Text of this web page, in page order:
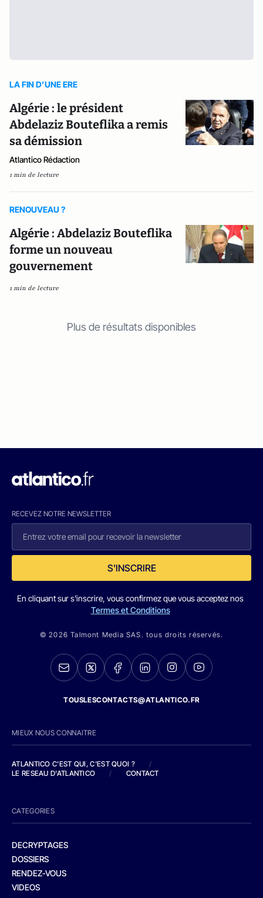
LA FIN D’UNE ERE
Algérie : le président
Abdelaziz Bouteflika a remis
sa démission
Atlantico Rédaction
1 min de lecture
RENOUVEAU ?
Algérie : Abdelaziz Bouteflika
forme un nouveau
gouvernement
1 min de lecture
Plus de résultats disponibles
RECEVEZ NOTRE NEWSLETTER
S'INSCRIRE
En cliquant sur s'inscrire, vous confirmez que vous acceptez nos
Termes et Conditions
© 2026 Talmont Media SAS. tous droits réservés.
TOUSLESCONTACTS@ATLANTICO.FR
MIEUX NOUS CONNAITRE
ATLANTICO C'EST QUI, C'EST QUOI ?
/
LE RESEAU D'ATLANTICO
/ CONTACT
CATEGORIES
DECRYPTAGES
DOSSIERS
RENDEZ-VOUS
VIDEOS